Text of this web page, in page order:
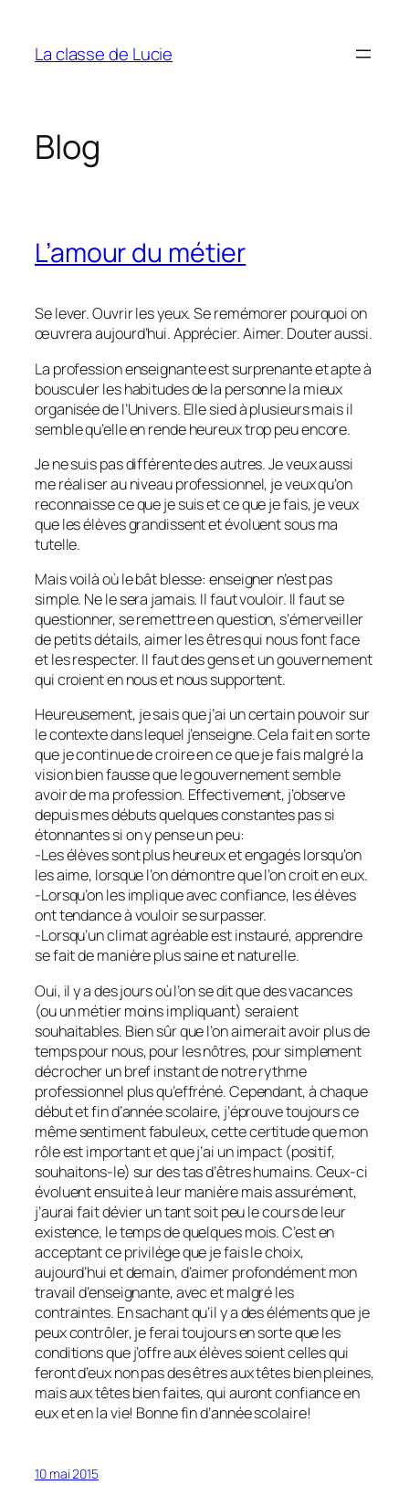
contenu
La classe de Lucie
Blog
L’amour du métier
Se lever. Ouvrir les yeux. Se remémorer pourquoi on
œuvrera aujourd’hui. Apprécier. Aimer. Douter aussi.
La profession enseignante est surprenante et apte à
bousculer les habitudes de la personne la mieux
organisée de l’Univers. Elle sied à plusieurs mais il
semble qu’elle en rende heureux trop peu encore.
Je ne suis pas différente des autres. Je veux aussi
me réaliser au niveau professionnel, je veux qu’on
reconnaisse ce que je suis et ce que je fais, je veux
que les élèves grandissent et évoluent sous ma
tutelle.
Mais voilà où le bât blesse: enseigner n’est pas
simple. Ne le sera jamais. Il faut vouloir. Il faut se
questionner, se remettre en question, s’émerveiller
de petits détails, aimer les êtres qui nous font face
et les respecter. Il faut des gens et un gouvernement
qui croient en nous et nous supportent.
Heureusement, je sais que j’ai un certain pouvoir sur
le contexte dans lequel j’enseigne. Cela fait en sorte
que je continue de croire en ce que je fais malgré la
vision bien fausse que le gouvernement semble
avoir de ma profession. Effectivement, j’observe
depuis mes débuts quelques constantes pas si
étonnantes si on y pense un peu:
-Les élèves sont plus heureux et engagés lorsqu’on
les aime, lorsque l’on démontre que l’on croit en eux.
-Lorsqu’on les implique avec confiance, les élèves
ont tendance à vouloir se surpasser.
-Lorsqu’un climat agréable est instauré, apprendre
se fait de manière plus saine et naturelle.
Oui, il y a des jours où l’on se dit que des vacances
(ou un métier moins impliquant) seraient
souhaitables. Bien sûr que l’on aimerait avoir plus de
temps pour nous, pour les nôtres, pour simplement
décrocher un bref instant de notre rythme
professionnel plus qu’effréné. Cependant, à chaque
début et fin d’année scolaire, j’éprouve toujours ce
même sentiment fabuleux, cette certitude que mon
rôle est important et que j’ai un impact (positif,
souhaitons-le) sur des tas d’êtres humains. Ceux-ci
évoluent ensuite à leur manière mais assurément,
j’aurai fait dévier un tant soit peu le cours de leur
existence, le temps de quelques mois. C’est en
acceptant ce privilège que je fais le choix,
aujourd’hui et demain, d’aimer profondément mon
travail d’enseignante, avec et malgré les
contraintes. En sachant qu’il y a des éléments que je
peux contrôler, je ferai toujours en sorte que les
conditions que j’offre aux élèves soient celles qui
feront d’eux non pas des êtres aux têtes bien pleines,
mais aux têtes bien faites, qui auront confiance en
eux et en la vie! Bonne fin d’année scolaire!
10 mai 2015